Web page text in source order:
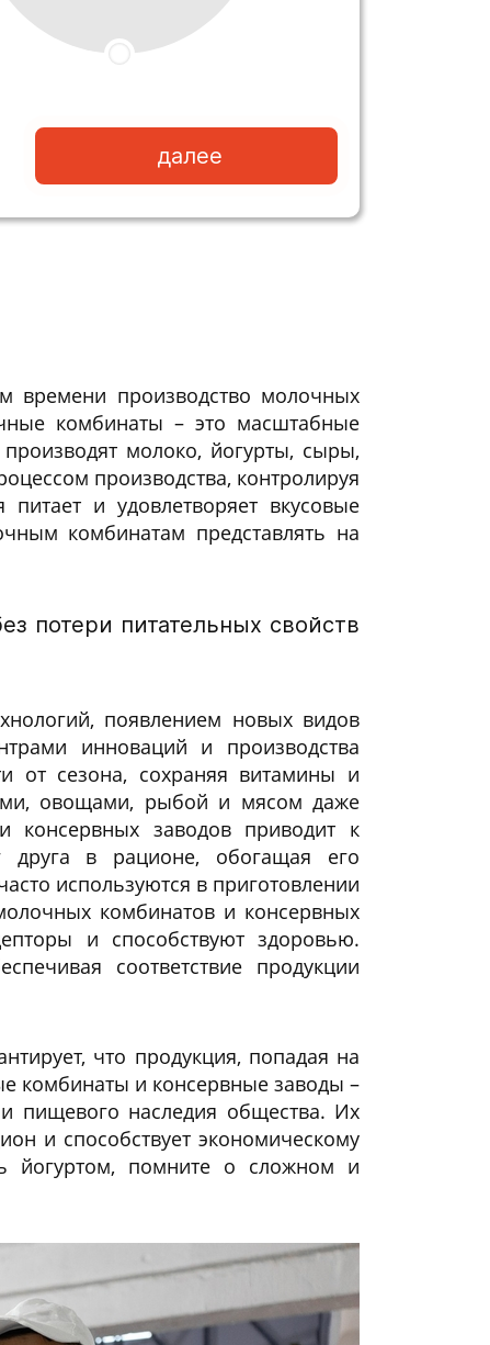
далее
времени производство молочных
комбинаты – это масштабные
молоко, йогурты, сыры,
производства, контролируя
и удовлетворяет вкусовые
комбинатам представлять на
потери питательных свойств
появлением новых видов
инноваций и производства
от сезона, сохраняя витамины и
овощами, рыбой и мясом даже
консервных заводов приводит к
друга в рационе, обогащая его
используются в приготовлении
комбинатов и консервных
и способствуют здоровью.
соответствие продукции
что продукция, попадая на
комбинаты и консервные заводы –
пищевого наследия общества. Их
и способствует экономическому
йогуртом, помните о сложном и